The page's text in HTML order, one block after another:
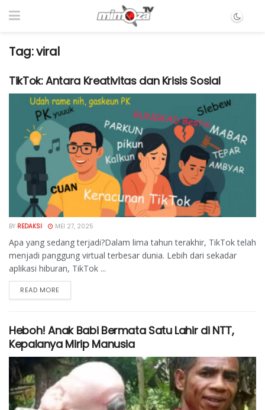
Tag:viral
TikTok: Antara Kreativitas dan Krisis Sosial
BY REDAKSI MEI 27, 2025
Apa yang sedang terjadi?Dalam lima tahun terakhir, TikTok telah
menjadi panggung virtual terbesar dunia. Lebih dari sekadar
aplikasi hiburan, TikTok ...
READ MORE
Heboh! Anak Babi Bermata Satu Lahir di NTT,
Kepalanya Mirip Manusia